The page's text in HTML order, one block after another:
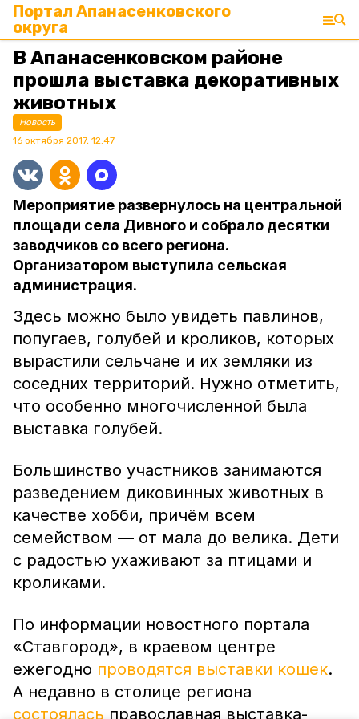
Портал Апанасенковского
округа
В Апанасенковском районе
прошла выставка декоративных
животных
Новость
16 октября 2017, 12:47
Мероприятие развернулось на центральной
площади села Дивного и собрало десятки
заводчиков со всего региона.
Организатором выступила сельская
администрация.
Здесь можно было увидеть павлинов,
попугаев, голубей и кроликов, которых
вырастили сельчане и их земляки из
соседних территорий. Нужно отметить,
что особенно многочисленной была
выставка голубей.
Большинство участников занимаются
разведением диковинных животных в
качестве хобби, причём всем
семейством — от мала до велика. Дети
с радостью ухаживают за птицами и
кроликами.
По информации новостного портала
«Ставгород», в краевом центре
ежегодно проводятся выставки кошек.
А недавно в столице региона
состоялась православная выставка-